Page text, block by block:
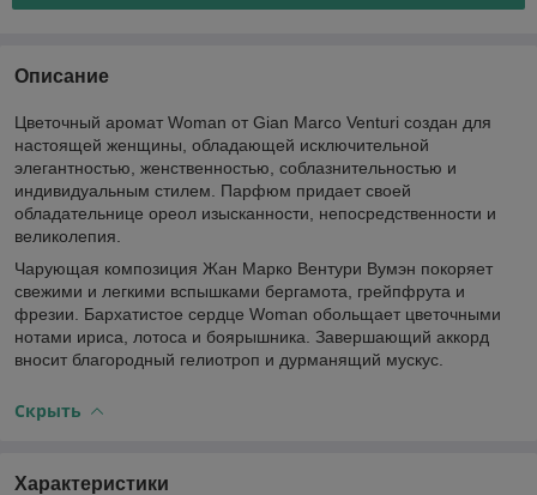
Описание
Цветочный аромат Woman от Gian Marco Venturi создан для
настоящей женщины, обладающей исключительной
элегантностью, женственностью, соблазнительностью и
индивидуальным стилем. Парфюм придает своей
обладательнице ореол изысканности, непосредственности и
великолепия.
Чарующая композиция Жан Марко Вентури Вумэн покоряет
свежими и легкими вспышками бергамота, грейпфрута и
фрезии. Бархатистое сердце Woman обольщает цветочными
нотами ириса, лотоса и боярышника. Завершающий аккорд
вносит благородный гелиотроп и дурманящий мускус.
Скрыть
Характеристики